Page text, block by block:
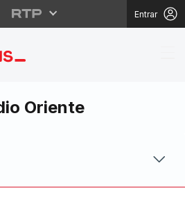
Entrar
Vermelho
Oriente